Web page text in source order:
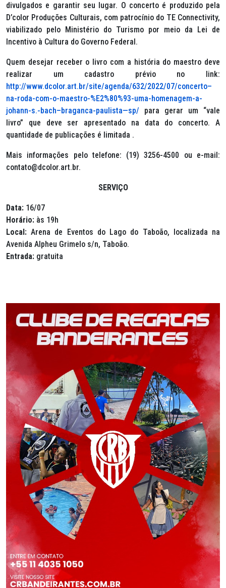
divulgados e garantir seu lugar. O concerto é produzido pela
D’color Produções Culturais, com patrocínio do TE Connectivity,
viabilizado pelo Ministério do Turismo por meio da Lei de
Incentivo à Cultura do Governo Federal.
Quem desejar receber o livro com a história do maestro deve
realizar um cadastro prévio no link:
http://www.dcolor.art.br/site/agenda/632/2022/07/concerto–
na-roda-com-o-maestro-%E2%80%93-uma-homenagem-a-
johann-s.-bach–braganca-paulista—sp/ para gerar um “vale
livro” que deve ser apresentado na data do concerto. A
quantidade de publicações é limitada .
Mais informações pelo telefone: (19) 3256-4500 ou e-mail:
contato@dcolor.art.br.
SERVIÇO
Data: 16/07
Horário: às 19h
Local: Arena de Eventos do Lago do Taboão, localizada na
Avenida Alpheu Grimelo s/n, Taboão.
Entrada: gratuita